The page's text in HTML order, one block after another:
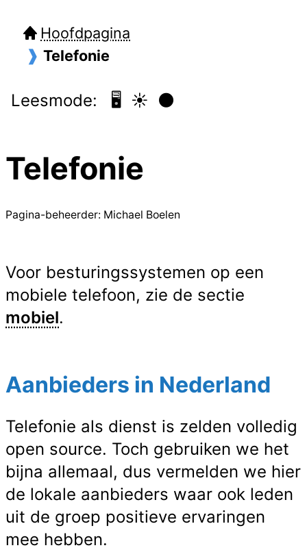
Hoofdpagina
Telefonie
Leesmode: 🖥️ ☀️ 🌑
Telefonie
Pagina-beheerder: Michael Boelen
Voor besturingssystemen op een
mobiele telefoon, zie de sectie
mobiel.
Aanbieders in Nederland
Telefonie als dienst is zelden volledig
open source. Toch gebruiken we het
bijna allemaal, dus vermelden we hier
de lokale aanbieders waar ook leden
uit de groep positieve ervaringen
mee hebben.